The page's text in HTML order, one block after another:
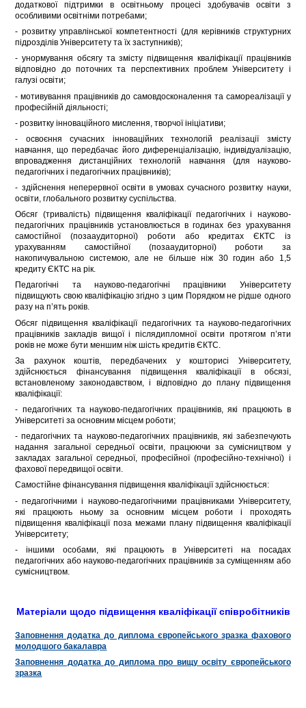
додаткової підтримки в освітньому процесі здобувачів освіти з
особливими освітніми потребами;
- розвитку управлінської компетентності (для керівників структурних
підрозділів Університету та їх заступників);
- унормування обсягу та змісту підвищення кваліфікації працівників
відповідно до поточних та перспективних проблем Університету і
галузі освіти;
- мотивування працівників до самовдосконалення та самореалізації у
професійній діяльності;
- розвитку інноваційного мислення, творчої ініціативи;
- освоєння сучасних інноваційних технологій реалізації змісту
навчання, що передбачає його диференціалізацію, індивідуалізацію,
впровадження дистанційних технологій навчання (для науково-
педагогічних і педагогічних працівників);
- здійснення неперервної освіти в умовах сучасного розвитку науки,
освіти, глобального розвитку суспільства.
Обсяг (тривалість) підвищення кваліфікації педагогічних і науково-
педагогічних працівників установлюється в годинах без урахування
самостійної (позааудиторної) роботи або кредитах ЄКТС із
урахуванням самостійної (позааудиторної) роботи за
накопичувальною системою, але не більше ніж 30 годин або 1,5
кредиту ЄКТС на рік.
Педагогічні та науково-педагогічні працівники Університету
підвищують свою кваліфікацію згідно з цим Порядком не рідше одного
разу на п’ять років.
Обсяг підвищення кваліфікації педагогічних та науково-педагогічних
працівників закладів вищої і післядипломної освіти протягом п’яти
років не може бути меншим ніж шість кредитів ЄКТС.
За рахунок коштів, передбачених у кошторисі Університету,
здійснюється фінансування підвищення кваліфікації в обсязі,
встановленому законодавством, і відповідно до плану підвищення
кваліфікації:
- педагогічних та науково-педагогічних працівників, які працюють в
Університеті за основним місцем роботи;
- педагогічних та науково-педагогічних працівників, які забезпечують
надання загальної середньої освіти, працюючи за сумісництвом у
закладах загальної середньої, професійної (професійно-технічної) і
фахової передвищої освіти.
Самостійне фінансування підвищення кваліфікації здійснюється:
- педагогічними і науково-педагогічними працівниками Університету,
які працюють ньому за основним місцем роботи і проходять
підвищення кваліфікації поза межами плану підвищення кваліфікації
Університету;
- іншими особами, які працюють в Університеті на посадах
педагогічних або науково-педагогічних працівників за суміщенням або
сумісництвом.
Матеріали щодо підвищення кваліфікації співробітників
Заповнення додатка до диплома європейського зразка фахового
молодшого бакалавра
Заповнення додатка до диплома про вищу освіту європейського
зразка